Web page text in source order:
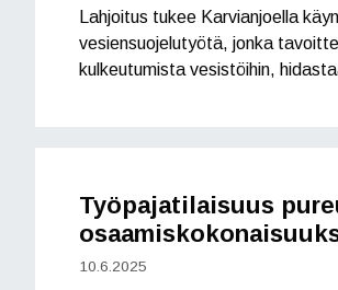
Lahjoitus tukee Karvianjoella
vesiensuojelutyötä, jonka
kulkeutumista vesistöihin,
Työpajatilaisuus
10.6.2025